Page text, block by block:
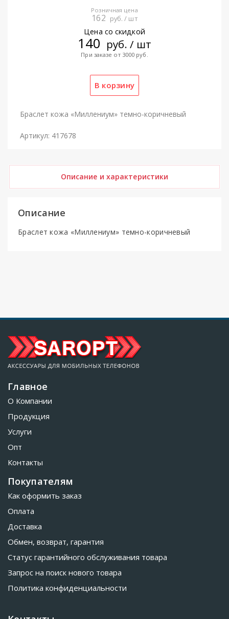
Розничная цена
162 руб. / шт
Цена со скидкой
140 руб. / шт
При заказе от 3000 руб.
Браслет кожа «Миллениум» темно-коричневый
Артикул: 417678
Описание и характеристики
Описание
Браслет кожа «Миллениум» темно-коричневый
Главное
О Компании
Продукция
Услуги
Опт
Контакты
Покупателям
Как оформить заказ
Оплата
Доставка
Обмен, возврат, гарантия
Статус гарантийного обслуживания товара
Запрос на поиск нового товара
Политика конфиденциальности